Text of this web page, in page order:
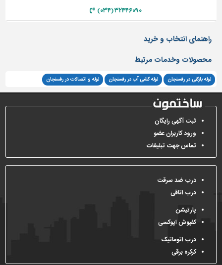
ساخت
ساز
تاسیسات
شهرسازی،
ترافیک
و
سازه
سایر
۳۲۴۴۶۰۹۰ (۰۳۴)
راهنمای انتخاب و خرید
محصولات وخدمات مرتبط
لوله بازکنی در رفسنجان لوله کشی آب در رفسنجان لوله و اتصالات در رفسنجان
ثبت آگهی رایگان
ورود کاربران عضو
تماس جهت تبلیغات
درب ضد سرقت
درب اتاقی
پارتیشن
کفپوش اپوکسی
درب اتوماتیک
کرکره برقی